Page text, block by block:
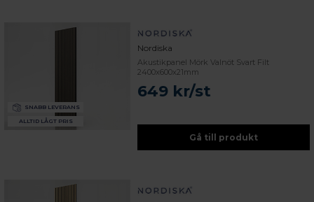
SNABB LEVERANS
ALLTID LÅGT PRIS
Nordiska
Akustikpanel Mörk Valnöt Svart Filt
2400x600x21mm
649 kr/st
Gå till produkt